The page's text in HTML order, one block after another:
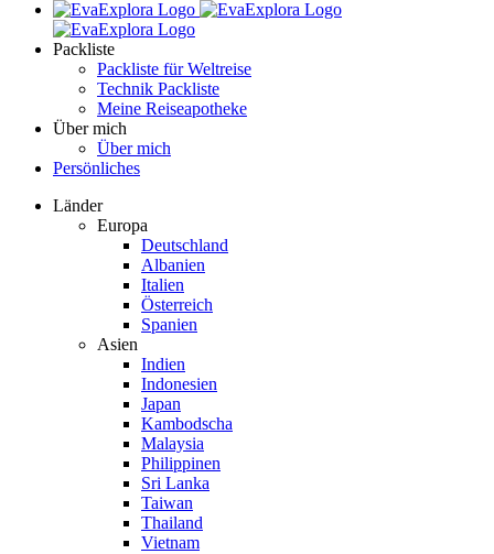
Packliste
Packliste für Weltreise
Technik Packliste
Meine Reiseapotheke
Über mich
Über mich
Persönliches
Länder
Europa
Deutschland
Albanien
Italien
Österreich
Spanien
Asien
Indien
Indonesien
Japan
Kambodscha
Malaysia
Philippinen
Sri Lanka
Taiwan
Thailand
Vietnam